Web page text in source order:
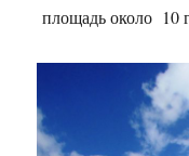
площадь около 10